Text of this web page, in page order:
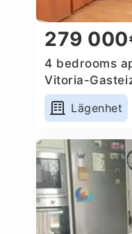
279
4 bedrooms
Vitoria-
Lägenhet